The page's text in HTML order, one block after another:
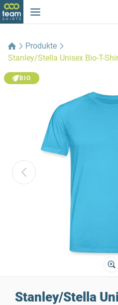
Produkte
Stanley/Stella Unisex Bio-T-
BIO
Stanley/Stella